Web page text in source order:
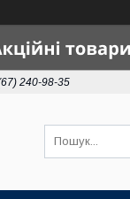
240-98-35